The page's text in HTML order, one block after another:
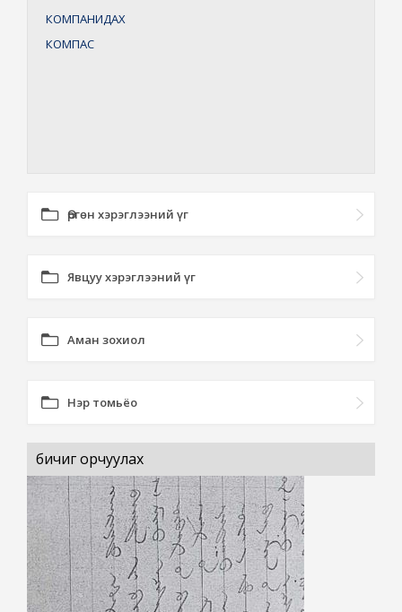
КОМПАНИДАХ
КОМПАС
Өргөн хэрэглээний үг
Явцуу хэрэглээний үг
Аман зохиол
Нэр томьёо
бичиг орчуулах